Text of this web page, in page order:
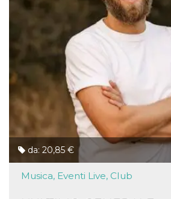
da: 20,85 €
Musica, Eventi Live, Club